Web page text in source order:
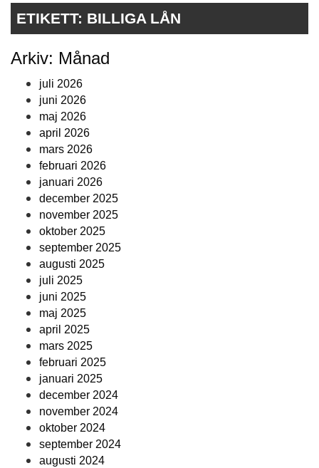
ETIKETT: BILLIGA LÅN
Arkiv: Månad
juli 2026
juni 2026
maj 2026
april 2026
mars 2026
februari 2026
januari 2026
december 2025
november 2025
oktober 2025
september 2025
augusti 2025
juli 2025
juni 2025
maj 2025
april 2025
mars 2025
februari 2025
januari 2025
december 2024
november 2024
oktober 2024
september 2024
augusti 2024